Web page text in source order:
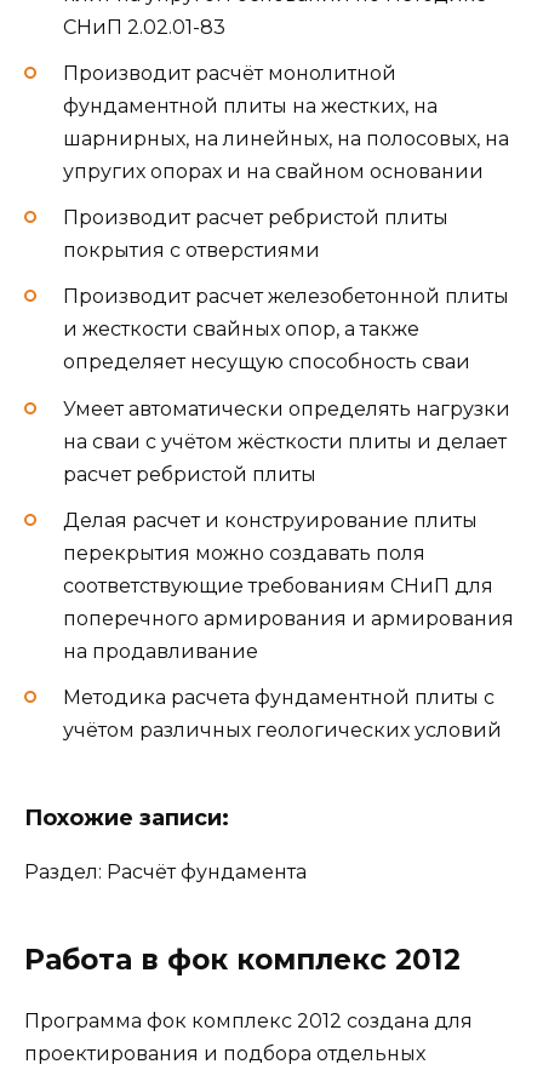
СНиП 2.02.01-83
Производит расчёт монолитной
фундаментной плиты на жестких, на
шарнирных, на линейных, на полосовых, на
упругих опорах и на свайном основании
Производит расчет ребристой плиты
покрытия с отверстиями
Производит расчет железобетонной плиты
и жесткости свайных опор, а также
определяет несущую способность сваи
Умеет автоматически определять нагрузки
на сваи с учётом жёсткости плиты и делает
расчет ребристой плиты
Делая расчет и конструирование плиты
перекрытия можно создавать поля
соответствующие требованиям СНиП для
поперечного армирования и армирования
на продавливание
Методика расчета фундаментной плиты с
учётом различных геологических условий
Похожие записи:
Раздел: Расчёт фундамента
Работа в фок комплекс 2012
Программа фок комплекс 2012 создана для
проектирования и подбора отдельных